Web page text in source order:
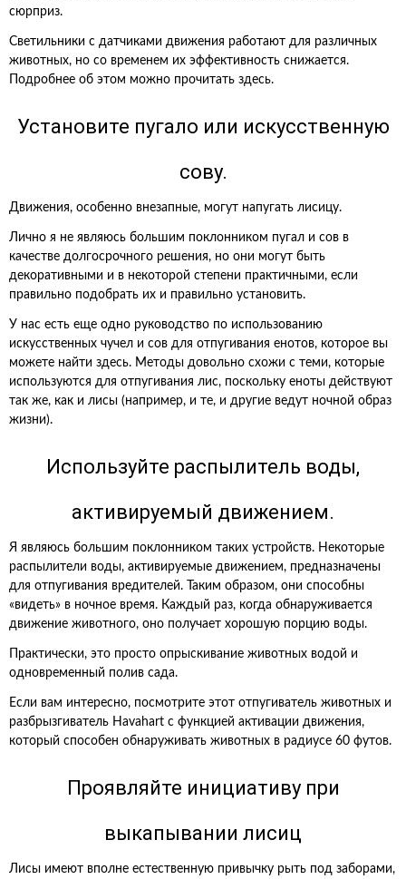
сюрприз.
Светильники с датчиками движения работают для различных
животных, но со временем их эффективность снижается.
Подробнее об этом можно прочитать здесь.
Установите пугало или искусственную
сову.
Движения, особенно внезапные, могут напугать лисицу.
Лично я не являюсь большим поклонником пугал и сов в
качестве долгосрочного решения, но они могут быть
декоративными и в некоторой степени практичными, если
правильно подобрать их и правильно установить.
У нас есть еще одно руководство по использованию
искусственных чучел и сов для отпугивания енотов, которое вы
можете найти здесь. Методы довольно схожи с теми, которые
используются для отпугивания лис, поскольку еноты действуют
так же, как и лисы (например, и те, и другие ведут ночной образ
жизни).
Используйте распылитель воды,
активируемый движением.
Я являюсь большим поклонником таких устройств. Некоторые
распылители воды, активируемые движением, предназначены
для отпугивания вредителей. Таким образом, они способны
«видеть» в ночное время. Каждый раз, когда обнаруживается
движение животного, оно получает хорошую порцию воды.
Практически, это просто опрыскивание животных водой и
одновременный полив сада.
Если вам интересно, посмотрите этот отпугиватель животных и
разбрызгиватель Havahart с функцией активации движения,
который способен обнаруживать животных в радиусе 60 футов.
Проявляйте инициативу при
выкапывании лисиц
Лисы имеют вполне естественную привычку рыть под заборами,